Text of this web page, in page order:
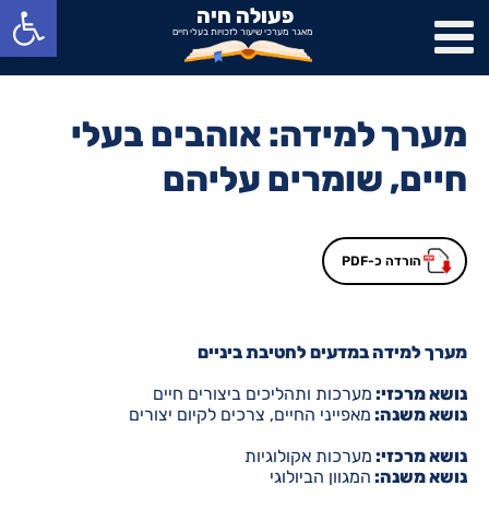
פתח סרגל נגישות פעולה חיה
מאגר מערכי שיעור לזכויות בעלי חיים
מערך למידה: אוהבים בעלי
חיים, שומרים עליהם
הורדה כ-PDF
מערך למידה במדעים לחטיבת ביניים
נושא מרכזי: מערכות ותהליכים ביצורים חיים
נושא משנה: מאפייני החיים, צרכים לקיום יצורים
נושא מרכזי: מערכות אקולוגיות
נושא משנה: המגוון הביולוגי